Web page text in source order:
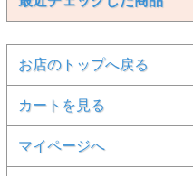
お店のトップへ戻る
カートを見る
マイページへ